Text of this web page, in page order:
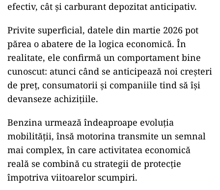
efectiv, cât și carburant depozitat anticipativ.
Privite superficial, datele din martie 2026 pot
părea o abatere de la logica economică. În
realitate, ele confirmă un comportament bine
cunoscut: atunci când se anticipează noi creșteri
de preț, consumatorii și companiile tind să își
devanseze achizițiile.
Benzina urmează îndeaproape evoluția
mobilității, însă motorina transmite un semnal
mai complex, în care activitatea economică
reală se combină cu strategii de protecție
împotriva viitoarelor scumpiri.